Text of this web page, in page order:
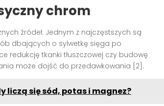
chrom
źródeł. Jednym z najczęstszych są
dbających o sylwetkę sięga po
redukcję tkanki tłuszczowej czy budowę
może dojść do przedawkowania [2].
liczą się sód, potas i magnez?